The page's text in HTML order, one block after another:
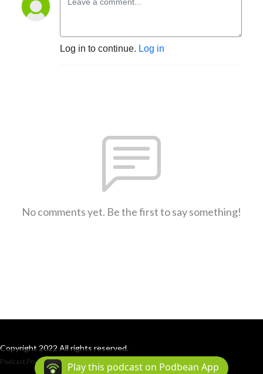
Log in to continue. Log in
No comments yet. Be the first to say something!
Copyright 2022 All rights reserved.
Podcast Powered By Podbean
Play this podcast on Podbean App